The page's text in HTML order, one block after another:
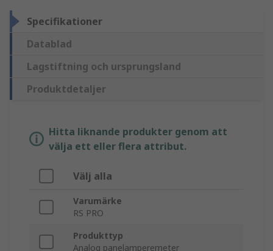
Specifikationer
Datablad
Lagstiftning och ursprungsland
Produktdetaljer
Hitta liknande produkter genom att
välja ett eller flera attribut.
Välj alla
Varumärke
RS PRO
Produkttyp
Analog panelamperemeter